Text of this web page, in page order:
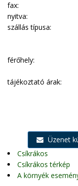
fax:
nyitva:
szállás típusa:
férőhely:
tájékoztató árak:
Üzenet
Csíkrákos
Csíkrákos térkép
A környék